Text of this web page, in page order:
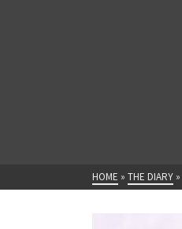
HOME » THE DIARY »